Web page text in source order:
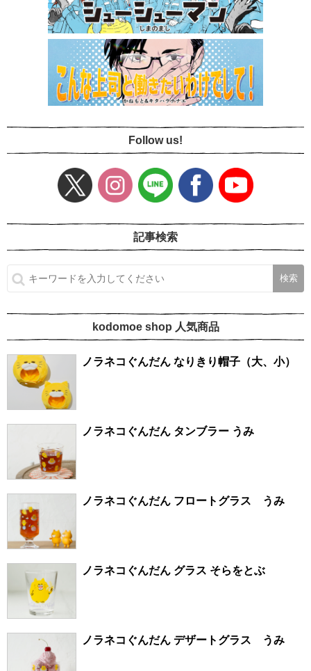
Follow us!
記事検索
kodomoe shop 人気商品
ノラネコぐんだん なりきり帽子（大、小）
ノラネコぐんだん タンブラー うみ
ノラネコぐんだん フロートグラス うみ
ノラネコぐんだん グラス そらをとぶ
ノラネコぐんだん デザートグラス うみ